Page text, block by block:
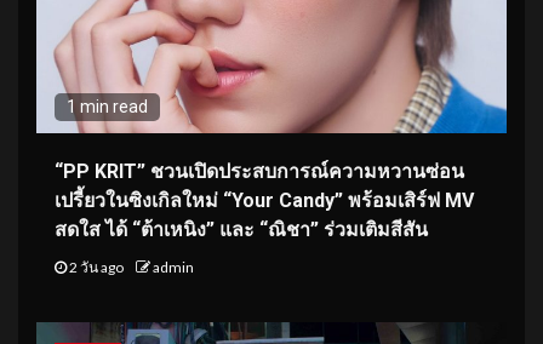
1 min read
“PP KRIT” ชวนเปิดประสบการณ์ความหวานซ่อน
เปรี้ยวในซิงเกิลใหม่ “Your Candy” พร้อมเสิร์ฟ MV
สดใส ได้ “ต้าเหนิง” และ “ณิชา” ร่วมเติมสีสัน
2 วัน ago admin